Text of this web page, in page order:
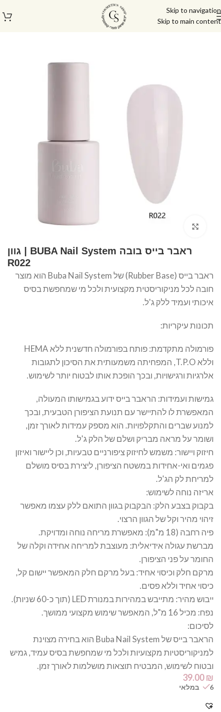
Skip to navigation
Skip to main content
עמוד הבית
ראבר בייס בובה BUBA Nail System | גוון
R022
ראבר בייס (Rubber Base) של Buba Nail System הוא מוצר
חובה לכל מניקוריסטית מקצועית ולכל מי שמחפשת בסיס
איכותי ועמיד ללק ג'ל.
תכונות עיקריות:
פורמולה מתקדמת: פותח בפורמולה חדשנית ללא HEMA
וללא T.P.O, המפחיתה משמעותית את הסיכון לתגובות
אלרגיות ורגישויות, ובכך הופכת אותו לבטוח יותר לשימוש.
גמישות ועמידות: הראבר בייס ידוע בגמישותו המעולה,
המאפשרת לו להתיישר עם תנועת הציפורן הטבעית, ובכך
למנוע שברים והתקלפויות. הוא מספק עמידות לאורך זמן,
ושומר על מראה מבריק ושלם של הלק ג'ל.
חיזוק ויישור: משמש לחיזוק ציפורניים טבעיות, וכן ליישור ואיזון
פגמים ואי-אחידות במשטח הציפורן, ליצירת בסיס מושלם
למריחת לק הג'ל.
אריזה נוחה לשימוש:
בקבוק בצבע הלק: הבקבוק בגוון התואם ללק עצמו מאפשר
זיהוי מהיר וקל של הגוון הרצוי.
פיה רחבה (18 מ"מ): מאפשרת מריחה נוחה ומדויקת.
מברשת עגולה אידיאלית: מעוצבת למריחה אחידה וקלה של
החומר על פני הציפורן.
מרקם חלק וכיסוי אחיד: בעל מרקם חלק המאפשר יישום קל,
כיסוי אחיד וללא פסים.
ייבוש מהיר: מתייבש במהירות במנורת LED (תוך כ-60 שניות).
נפח: מכיל 16 מ"ל, המאפשר שימוש מקצועי ממושך.
לסיכום:
הראבר בייס של Buba Nail System הוא בחירה מצוינת
למניקוריסטיות מקצועיות ולכל מי שמחפשת בסיס עמיד, גמיש
ובטוח לשימוש, המבטיח תוצאות מושלמות לאורך זמן.
39.00₪
6 במלאי